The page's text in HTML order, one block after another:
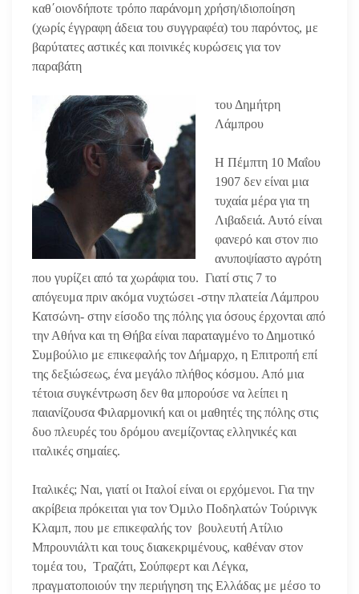
καθ΄οιονδήποτε τρόπο παράνομη χρήση/ιδιοποίηση
(χωρίς έγγραφη άδεια του συγγραφέα) του παρόντος, με
βαρύτατες αστικές και ποινικές κυρώσεις για τον
παραβάτη
του Δημήτρη
Λάμπρου
Η Πέμπτη 10 Μαΐου
1907 δεν είναι μια
τυχαία μέρα για τη
Λιβαδειά. Αυτό είναι
φανερό και στον πιο
ανυποψίαστο αγρότη
που γυρίζει από τα χωράφια του. Γιατί στις 7 το
απόγευμα πριν ακόμα νυχτώσει -στην πλατεία Λάμπρου
Κατσώνη- στην είσοδο της πόλης για όσους έρχονται από
την Αθήνα και τη Θήβα είναι παραταγμένο το Δημοτικό
Συμβούλιο με επικεφαλής τον Δήμαρχο, η Επιτροπή επί
της δεξιώσεως, ένα μεγάλο πλήθος κόσμου. Από μια
τέτοια συγκέντρωση δεν θα μπορούσε να λείπει η
παιανίζουσα Φιλαρμονική και οι μαθητές της πόλης στις
δυο πλευρές του δρόμου ανεμίζοντας ελληνικές και
ιταλικές σημαίες.
Ιταλικές; Ναι, γιατί οι Ιταλοί είναι οι ερχόμενοι. Για την
ακρίβεια πρόκειται για τον Όμιλο Ποδηλατών Τούρινγκ
Κλαμπ, που με επικεφαλής τον βουλευτή Ατίλιο
Μπρουνιάλτι και τους διακεκριμένους, καθέναν στον
τομέα του, Τραζάτι, Σούπφερτ και Λέγκα,
πραγματοποιούν την περιήγηση της Ελλάδας με μέσο το